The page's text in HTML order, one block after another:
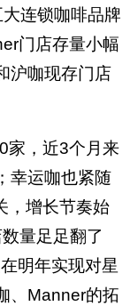
连锁咖啡品牌
门店存量小幅
沪咖现存门店
家，近3个月来
幸运咖也紧随
，增长节奏始
量足足翻了
明年实现对星
、Manner的拓